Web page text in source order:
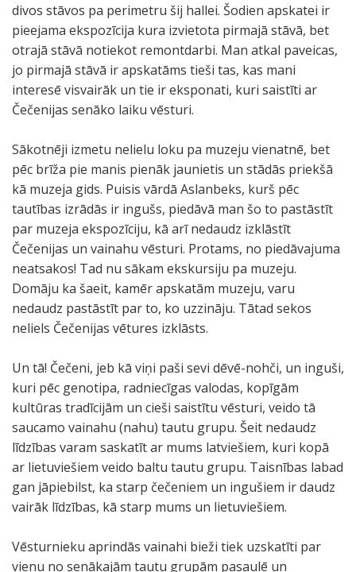
divos stāvos pa perimetru šij hallei. Šodien apskatei ir
pieejama ekspozīcija kura izvietota pirmajā stāvā, bet
otrajā stāvā notiekot remontdarbi. Man atkal paveicas,
jo pirmajā stāvā ir apskatāms tieši tas, kas mani
interesē visvairāk un tie ir eksponati, kuri saistīti ar
Čečenijas senāko laiku vēsturi.
Sākotnēji izmetu nelielu loku pa muzeju vienatnē, bet
pēc brīža pie manis pienāk jaunietis un stādās priekšā
kā muzeja gids. Puisis vārdā Aslanbeks, kurš pēc
tautības izrādās ir ingušs, piedāvā man šo to pastāstīt
par muzeja ekspozīciju, kā arī nedaudz izklāstīt
Čečenijas un vainahu vēsturi. Protams, no piedāvajuma
neatsakos! Tad nu sākam ekskursiju pa muzeju.
Domāju ka šaeit, kamēr apskatām muzeju, varu
nedaudz pastāstīt par to, ko uzzināju. Tātad sekos
neliels Čečenijas vētures izklāsts.
Un tā! Čečeni, jeb kā viņi paši sevi dēvē-nohči, un inguši,
kuri pēc genotipa, radniecīgas valodas, kopīgām
kultūras tradīcijām un cieši saistītu vēsturi, veido tā
saucamo vainahu (nahu) tautu grupu. Šeit nedaudz
līdzības varam saskatīt ar mums latviešiem, kuri kopā
ar lietuviešiem veido baltu tautu grupu. Taisnības labad
gan jāpiebilst, ka starp čečeniem un ingušiem ir daudz
vairāk līdzības, kā starp mums un lietuviešiem.
Vēsturnieku aprindās vainahi bieži tiek uzskatīti par
vienu no senākajām tautu grupām pasaulē un